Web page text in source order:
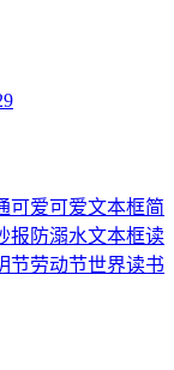
可爱可爱文本框简
报 防溺水文本框读
节劳动节世界读书